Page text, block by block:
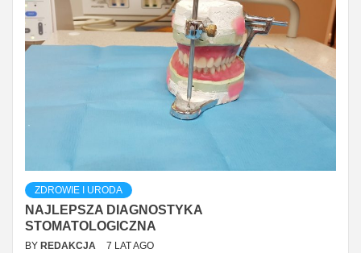
ZDROWIE I URODA
NAJLEPSZA DIAGNOSTYKA
STOMATOLOGICZNA
BY REDAKCJA 7 LAT AGO